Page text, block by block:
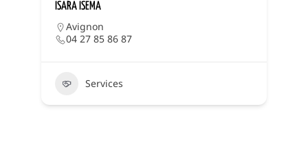
ISARA ISEMA
Avignon
04 27 85 86 87
Services